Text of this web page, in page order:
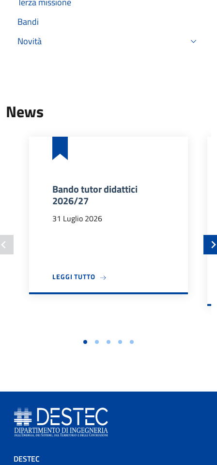
Bandi
Novità
News
Bando tutor didattici
2026/27
31 Luglio 2026
LEGGI TUTTOA PROPOSITO DI BANDO TUTOR
DESTEC